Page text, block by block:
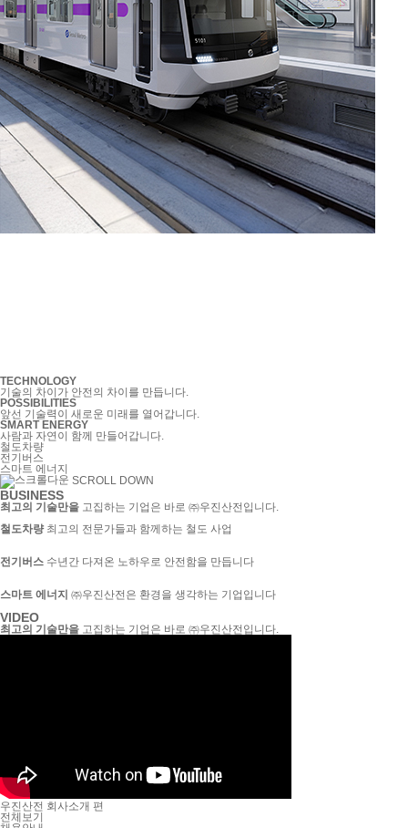
TECHNOLOGY
기술의 차이가 안전의 차이를 만듭니다.
POSSIBILITIES
앞선 기술력이 새로운 미래를 열어갑니다.
SMART ENERGY
사람과 자연이 함께 만들어갑니다.
철도차량
전기버스
스마트 에너지
SCROLL DOWN
BUSINESS
최고의 기술만을 고집하는 기업은 바로 ㈜우진산전입니다.
철도차량 최고의 전문가들과 함께하는 철도 사업
전기버스 수년간 다져온 노하우로 안전함을 만듭니다
스마트 에너지 ㈜우진산전은 환경을 생각하는 기업입니다
VIDEO
최고의 기술만을 고집하는 기업은 바로 ㈜우진산전입니다.
우진산전 회사소개 편
전체보기